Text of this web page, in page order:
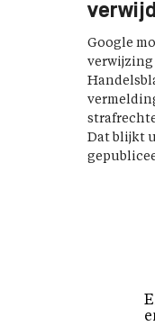
Google
verwijzing
Dat blijkt